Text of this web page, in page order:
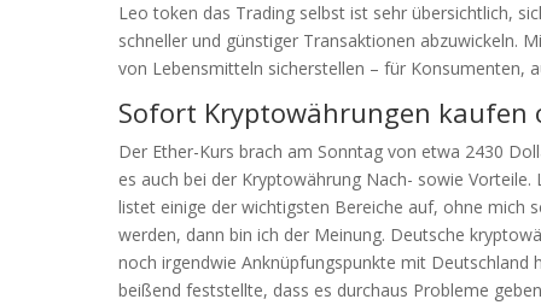
Leo token das Trading selbst ist sehr übersichtlich,
schneller und günstiger Transaktionen abzuwickeln.
von Lebensmitteln sicherstellen – für Konsumenten,
Sofort Kryptowährungen kaufen
Der Ether-Kurs brach am Sonntag von etwa 2430
es auch bei der Kryptowährung Nach- sowie
listet einige der wichtigsten Bereiche auf, ohne mich
werden, dann bin ich der Meinung. Deutsche
noch irgendwie Anknüpfungspunkte mit
beißend feststellte, dass es durchaus Probleme